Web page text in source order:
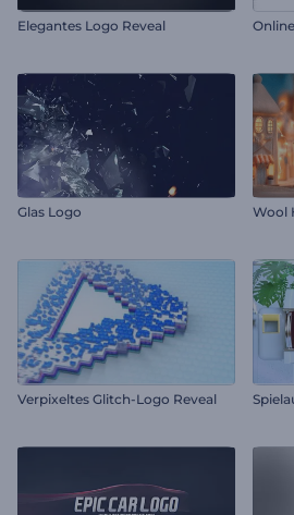
Elegantes Logo Reveal
Glas Logo Wool
Verpixeltes Glitch-Logo Reveal